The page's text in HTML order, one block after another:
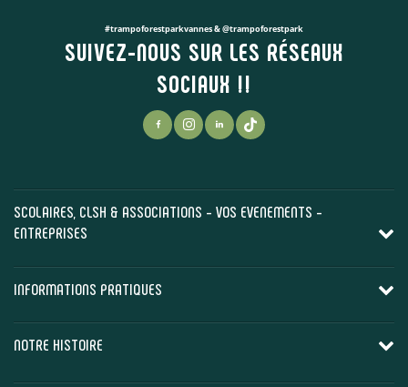
#trampoforestparkvannes & @trampoforestpark
SUIVEZ-NOUS SUR LES RÉSEAUX
SOCIAUX !!
SCOLAIRES, CLSH & ASSOCIATIONS - VOS EVENEMENTS -
ENTREPRISES
INFORMATIONS PRATIQUES
NOTRE HISTOIRE